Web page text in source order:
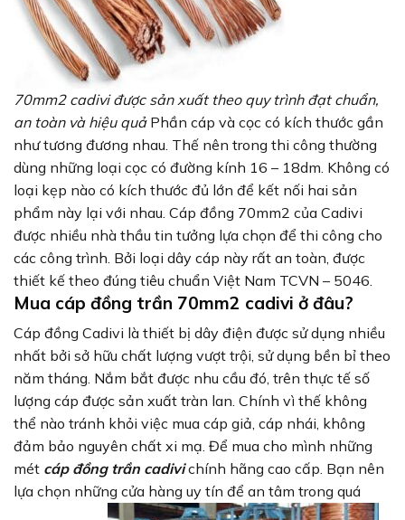
70mm2 cadivi được sản xuất theo quy trình đạt chuẩn,
an toàn và hiệu quảPhần cáp và cọc có kích thước gần
như tương đương nhau. Thế nên trong thi công thường
dùng những loại cọc có đường kính 16 – 18dm. Không có
loại kẹp nào có kích thước đủ lớn để kết nối hai sản
phẩm này lại với nhau. Cáp đồng 70mm2 của Cadivi
được nhiều nhà thầu tin tưởng lựa chọn để thi công cho
các công trình. Bởi loại dây cáp này rất an toàn, được
thiết kế theo đúng tiêu chuẩn Việt Nam TCVN – 5046.
Mua cáp đồng trần 70mm2 cadivi ở đâu?
Cáp đồng Cadivi là thiết bị dây điện được sử dụng nhiều
nhất bởi sở hữu chất lượng vượt trội, sử dụng bền bỉ theo
năm tháng. Nắm bắt được nhu cầu đó, trên thực tế số
lượng cáp được sản xuất tràn lan. Chính vì thế không
thể nào tránh khỏi việc mua cáp giả, cáp nhái, không
đảm bảo nguyên chất xi mạ. Để mua cho mình những
mét cáp đồng trần cadivichính hãng cao cấp. Bạn nên
lựa chọn những cửa hàng uy tín để an tâm trong quá